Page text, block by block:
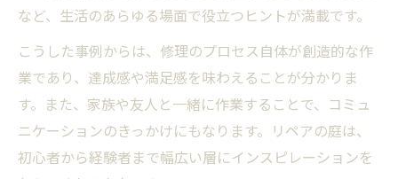
など、生活のあらゆる場面で役立つヒントが満載です。
こうした事例からは、修理のプロセス自体が創造的な作
業であり、達成感や満足感を味わえることが分かりま
す。また、家族や友人と一緒に作業することで、コミュ
ニケーションのきっかけにもなります。リペアの庭は、
初心者から経験者まで幅広い層にインスピレーションを